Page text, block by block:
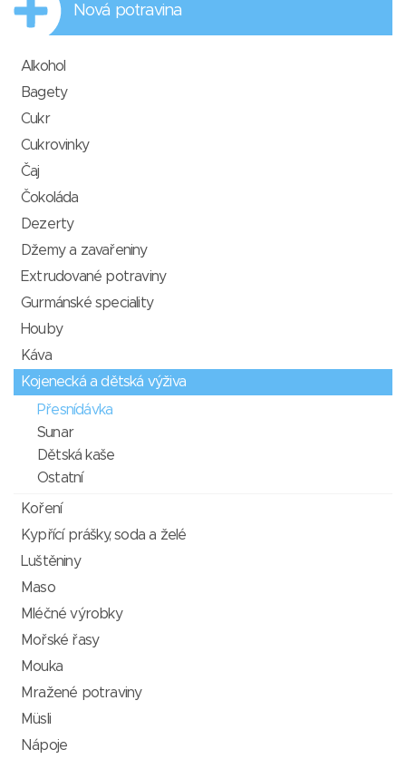
Nová potravina
Alkohol
Bagety
Cukr
Cukrovinky
Čaj
Čokoláda
Dezerty
Džemy a zavařeniny
Extrudované potraviny
Gurmánské speciality
Houby
Káva
Kojenecká a dětská výživa
Přesnídávka
Sunar
Dětská kaše
Ostatní
Koření
Kypřící prášky, soda a želé
Luštěniny
Maso
Mléčné výrobky
Mořské řasy
Mouka
Mražené potraviny
Müsli
Nápoje